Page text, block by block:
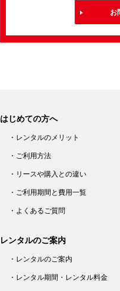
お
はじめての方へ
・レンタルのメリット
・ご利用方法
・リースや購入との違い
・ご利用期間と費用一覧
・よくあるご質問
レンタルのご案内
・レンタルのご案内
・レンタル期間・レンタル料金